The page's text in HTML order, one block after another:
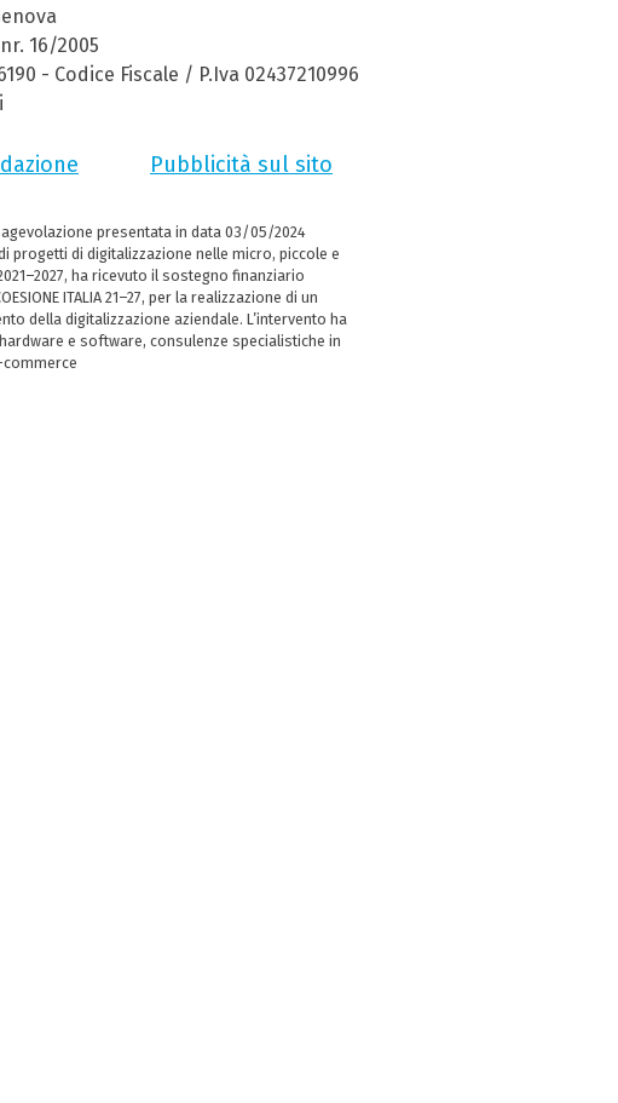
16/2005
- Codice Fiscale / P.Iva 02437210996
Pubblicità sul sito
agevolazione presentata in data 03/05/2024
progetti di digitalizzazione nelle micro, piccole e
ha ricevuto il sostegno finanziario
ITALIA 21–27, per la realizzazione di un
della digitalizzazione aziendale. L’intervento ha
e software, consulenze specialistiche in
commerce